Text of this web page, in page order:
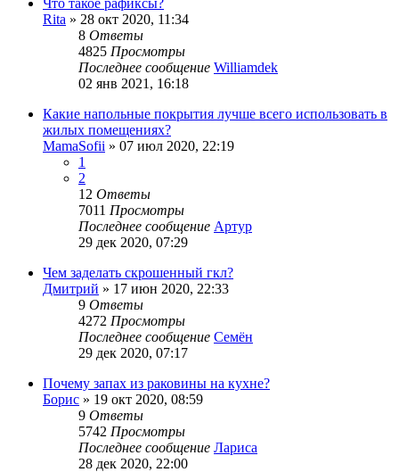
Rita » 28 окт 2020, 11:34
8 Ответы
4825 Просмотры
Последнее сообщение Williamdek
02 янв 2021, 16:18
Какие напольные покрытия лучше всего использовать в
жилых помещениях?
MamaSofii » 07 июл 2020, 22:19
1
2
12 Ответы
7011 Просмотры
Последнее сообщение Артур
29 дек 2020, 07:29
Чем заделать скрошенный гкл?
Дмитрий » 17 июн 2020, 22:33
9 Ответы
4272 Просмотры
Последнее сообщение Семён
29 дек 2020, 07:17
Почему запах из раковины на кухне?
Борис » 19 окт 2020, 08:59
9 Ответы
5742 Просмотры
Последнее сообщение Лариса
28 дек 2020, 22:00